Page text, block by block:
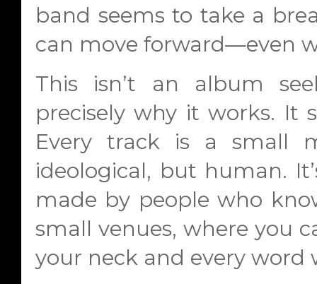
band seems to take a
can move forward—even
This isn’t an album
precisely why it works. It
Every track is a small
ideological, but human.
made by people who
small venues, where you
your neck and every word